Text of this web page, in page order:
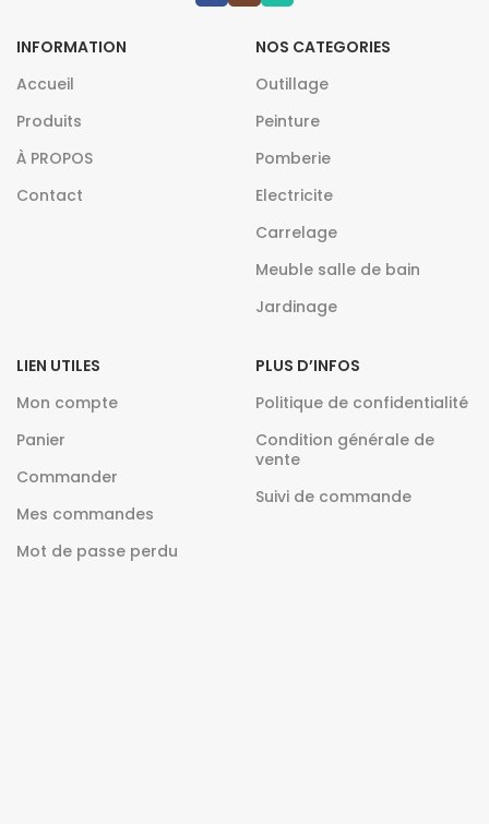
INFORMATION
Accueil
Produits
À PROPOS
Contact
NOS CATEGORIES
Outillage
Peinture
Pomberie
Electricite
Carrelage
Meuble salle de bain
Jardinage
LIEN UTILES
Mon compte
Panier
Commander
Mes commandes
Mot de passe perdu
PLUS D’INFOS
Politique de confidentialité
Condition générale de
vente
Suivi de commande